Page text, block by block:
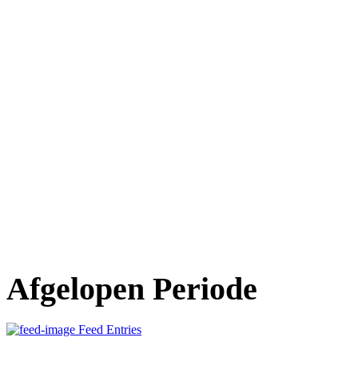
Afgelopen Periode
Feed Entries